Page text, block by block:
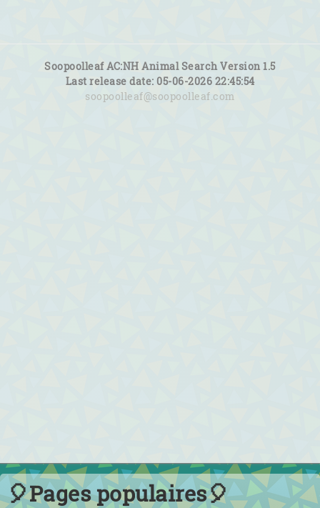
Soopoolleaf AC:NH Animal Search Version 1.5
Last release date: 05-06-2026 22:45:54
soopoolleaf@soopoolleaf.com
🎈Pages populaires🎈